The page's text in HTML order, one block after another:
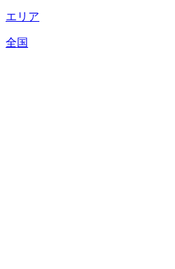
エリア
全国